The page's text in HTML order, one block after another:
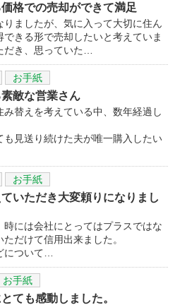
格での売却ができて満足
ましたが、気に入って大切に住ん
きる形で売却したいと考えていま
だき、思っていた…
お手紙
敵な営業さん
替えを考えている中、数年経過し
見送り続けた夫が唯一購入したい
お手紙
いただき大変頼りになりまし
には会社にとってはプラスではな
だけて信用出来ました。
について…
お手紙
ても感動しました。